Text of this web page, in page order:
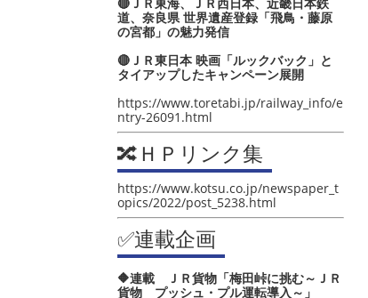
道、奈良県 世界遺産登録「飛鳥・藤原
の宮都」の魅力発信
🔴ＪＲ東日本 映画「ルックバック」と
タイアップしたキャンペーン展開
https://www.toretabi.jp/railway_info/e
ntry-26091.html
🔀ＨＰリンク集
https://www.kotsu.co.jp/newspaper_t
opics/2022/post_5238.html
✅連載企画
🔶連載 ＪＲ貨物「梅田峠に挑む～ＪＲ
貨物 プッシュ・プル運転導入～」